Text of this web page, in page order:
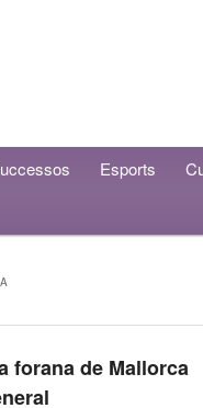
Esports
forana de Mallorca